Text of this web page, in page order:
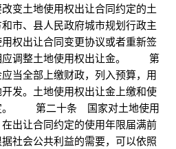
变土地使用权出让合同约定的土
市、县人民政府城市规划行政主
权出让合同变更协议或者重新签
应调整土地使用权出让金。 第
当全部上缴财政，列入预算，用
发。土地使用权出让金上缴和使
。 第二十条 国家对土地使用
出让合同约定的使用年限届满前
社会公共利益的需要，可以依照